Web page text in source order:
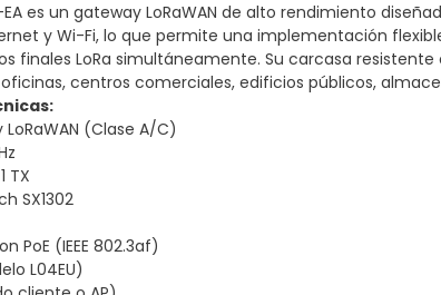
es un gateway LoRaWAN de alto rendimiento
y Wi-Fi, lo que permite una implementación
finales LoRa simultáneamente. Su carcasa
centros comerciales, edificios públicos,
(Clase A/C)
TX
SX1302
PoE (IEEE 802.3af)
L04EU)